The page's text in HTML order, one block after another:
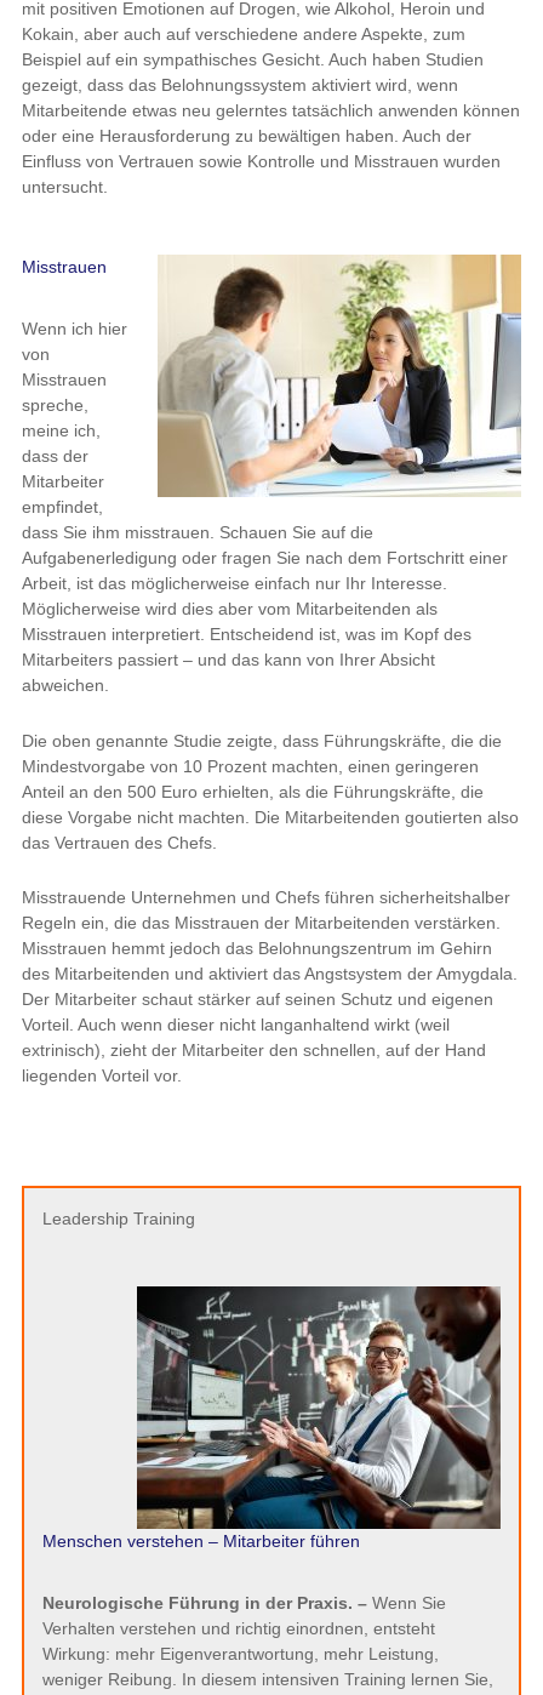
mit positiven Emotionen auf Drogen, wie Alkohol, Heroin und
Kokain, aber auch auf verschiedene andere Aspekte, zum
Beispiel auf ein sympathisches Gesicht. Auch haben Studien
gezeigt, dass das Belohnungssystem aktiviert wird, wenn
Mitarbeitende etwas neu gelerntes tatsächlich anwenden können
oder eine Herausforderung zu bewältigen haben. Auch der
Einfluss von Vertrauen sowie Kontrolle und Misstrauen wurden
untersucht.
Misstrauen
Wenn ich hier
von
Misstrauen
spreche,
meine ich,
dass der
Mitarbeiter
empfindet,
dass Sie ihm misstrauen. Schauen Sie auf die
Aufgabenerledigung oder fragen Sie nach dem Fortschritt einer
Arbeit, ist das möglicherweise einfach nur Ihr Interesse.
Möglicherweise wird dies aber vom Mitarbeitenden als
Misstrauen interpretiert. Entscheidend ist, was im Kopf des
Mitarbeiters passiert – und das kann von Ihrer Absicht
abweichen.
Die oben genannte Studie zeigte, dass Führungskräfte, die die
Mindestvorgabe von 10 Prozent machten, einen geringeren
Anteil an den 500 Euro erhielten, als die Führungskräfte, die
diese Vorgabe nicht machten. Die Mitarbeitenden goutierten also
das Vertrauen des Chefs.
Misstrauende Unternehmen und Chefs führen sicherheitshalber
Regeln ein, die das Misstrauen der Mitarbeitenden verstärken.
Misstrauen hemmt jedoch das Belohnungszentrum im Gehirn
des Mitarbeitenden und aktiviert das Angstsystem der Amygdala.
Der Mitarbeiter schaut stärker auf seinen Schutz und eigenen
Vorteil. Auch wenn dieser nicht langanhaltend wirkt (weil
extrinisch), zieht der Mitarbeiter den schnellen, auf der Hand
liegenden Vorteil vor.
Leadership Training
Menschen verstehen – Mitarbeiter führen
Neurologische Führung in der Praxis. – Wenn Sie
Verhalten verstehen und richtig einordnen, entsteht
Wirkung: mehr Eigenverantwortung, mehr Leistung,
weniger Reibung. In diesem intensiven Training lernen Sie,